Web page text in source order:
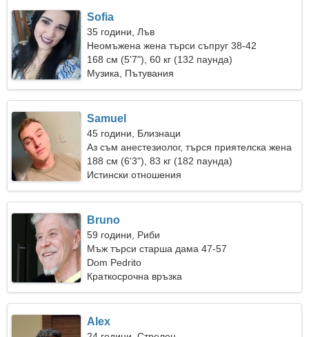
Sofia
35 години, Лъв
Неомъжена жена търси съпруг 38-42
168 см (5'7"), 60 кг (132 паунда)
Музика, Пътувания
Samuel
45 години, Близнаци
Аз съм анестезиолог, търся приятелска жена
188 см (6'3"), 83 кг (182 паунда)
Истински отношения
Bruno
59 години, Риби
Мъж търси старша дама 47-57
Dom Pedrito
Краткосрочна връзка
Alex